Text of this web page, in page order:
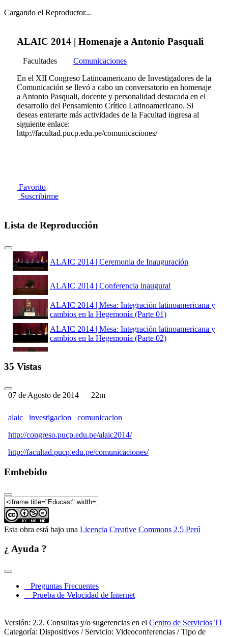
Cargando el Reproductor...
ALAIC 2014 | Homenaje a Antonio Pasquali
Facultades
Comunicaciones
En el XII Congreso Latinoamericano de Investigadores de la
Comunicación se llevó a cabo un conversatorio en homenaje
a Antonio Pasquali, docente y personalidad destacada en el
desarrollo del Pensamiento Crítico Latinoamericano. Si
deseas enterarte más actividades de la Facultad ingresa al
siguiente enlace:
http://facultad.pucp.edu.pe/comunicaciones/
Favorito
Suscribirme
Lista de Reproducción
ALAIC 2014 | Ceremonia de Inauguración
ALAIC 2014 | Conferencia inaugural
ALAIC 2014 | Mesa: Integración latinoamericana y
cambios en la Hegemonía (Parte 01)
ALAIC 2014 | Mesa: Integración latinoamericana y
cambios en la Hegemonía (Parte 02)
35 Vistas
07 de Agosto de 2014 22m
alaic investigacion
comunicacion
http://congreso.pucp.edu.pe/alaic2014/
http://facultad.pucp.edu.pe/comunicaciones/
Embebido
Esta obra está bajo una Licencia Creative Commons 2.5 Perú
¿ Ayuda ?
Preguntas Frecuentes
Prueba de Velocidad de Internet
Versión: 2.2. Consultas y/o sugerencias en el Centro de Servicios TI
Categoría: Dispositivos / Servicio: Videoconferencias / Tipo de